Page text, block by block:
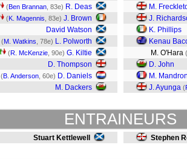
(Ben Brannan , 83e) R. Deas
(K. Magennis , 83e) J. Brown
David Watson
(M. Watkins , 78e) L. Polworth
(R. McKenzie , 90e) G. Kiltie
D. Thompson
(B. Anderson , 60e) D. Daniels
M. Dackers
M.
J.
K. Phillips
Kenau
M. O'Hara (
D. John
M.
J. Ayunga (
ENTRAINEURS
Stuart Kettlewell Stephen